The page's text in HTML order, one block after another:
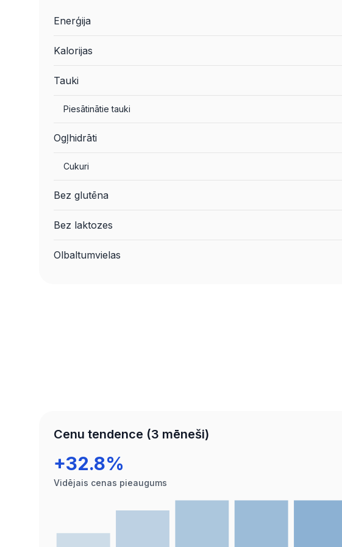
Enerģija
Kalorijas
Tauki
Piesātinātie tauki
Ogļhidrāti
Cukuri
Bez glutēna
Bez laktozes
Olbaltumvielas
Cenu tendence (3 mēneši)
+32.8%
Vidējais cenas pieaugums